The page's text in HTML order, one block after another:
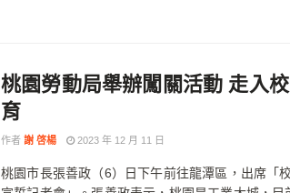
桃園勞動局舉辦闖關活動 走入
育
作者 謝 啓楊 2023 年 12 月 11 日
桃園市長張善政（6）日下午前往龍潭區，出席「